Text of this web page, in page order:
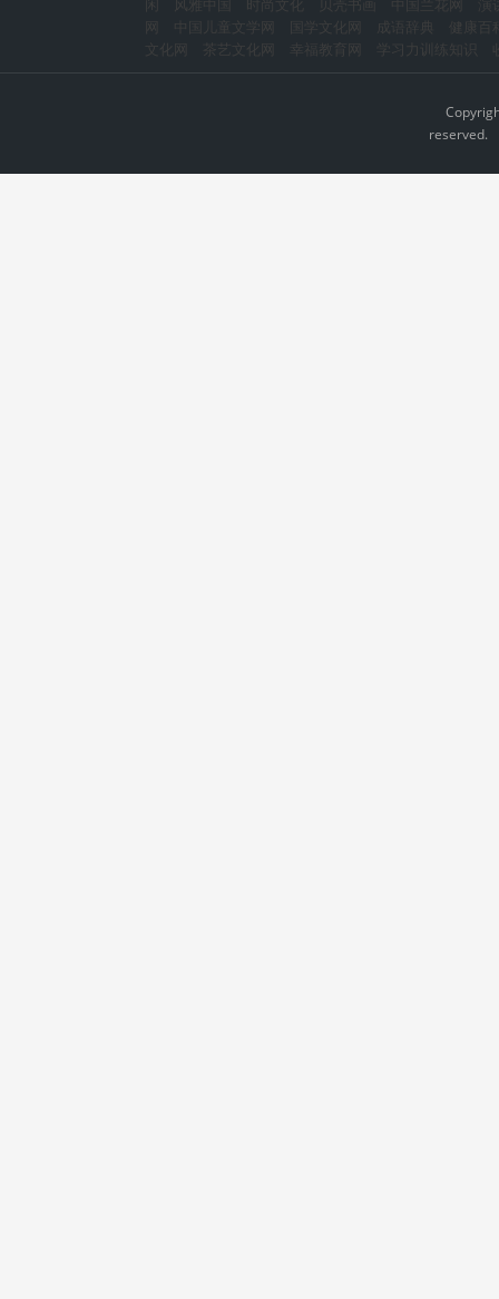
闲 风雅中国 时尚文化 贝壳书画 中国兰花网
网
中国儿童文学网 国学文化网 成语辞典
健康百
文化网
茶艺文化网 幸福教育网 学习力训练知识